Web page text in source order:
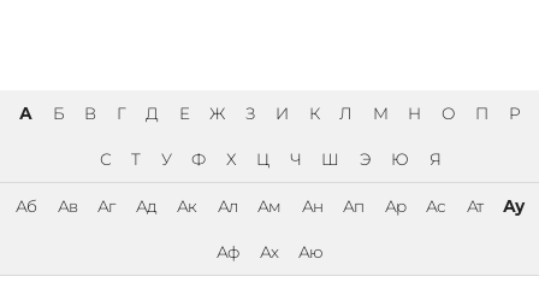
А Б В Г Д Е Ж З И К Л М Н О П Р
С Т У Ф Х Ц Ч Ш Э Ю Я
Аб Ав Аг Ад Ак Ал Ам Ан Ап Ар Ас Ат Ау
Аф Ах Аю